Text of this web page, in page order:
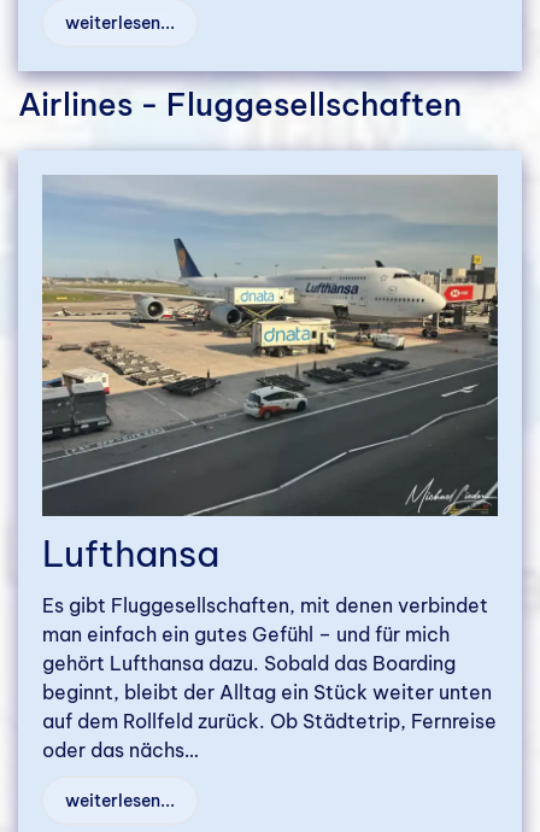
weiterlesen...
Airlines - Fluggesellschaften
Lufthansa
Es gibt Fluggesellschaften, mit denen verbindet
man einfach ein gutes Gefühl – und für mich
gehört Lufthansa dazu. Sobald das Boarding
beginnt, bleibt der Alltag ein Stück weiter unten
auf dem Rollfeld zurück. Ob Städtetrip, Fernreise
oder das nächs…
weiterlesen...